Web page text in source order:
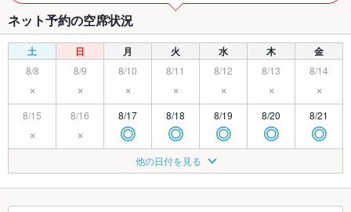
ネット予約の空席状況
土 日 月 火 水 木 金
8/8
×
8/9
×
8/10
×
8/11
×
8/12
×
8/13
×
8/14
×
8/15
×
8/16
×
8/17
◎
8/18
◎
8/19
◎
8/20
◎
8/21
◎
◎ ◎
8/24
◎
8/25
◎
8/26
◎ ◎ ◎
8/29 8/30 8/31 9/1 9/2 9/3 9/4
他の日付を見る